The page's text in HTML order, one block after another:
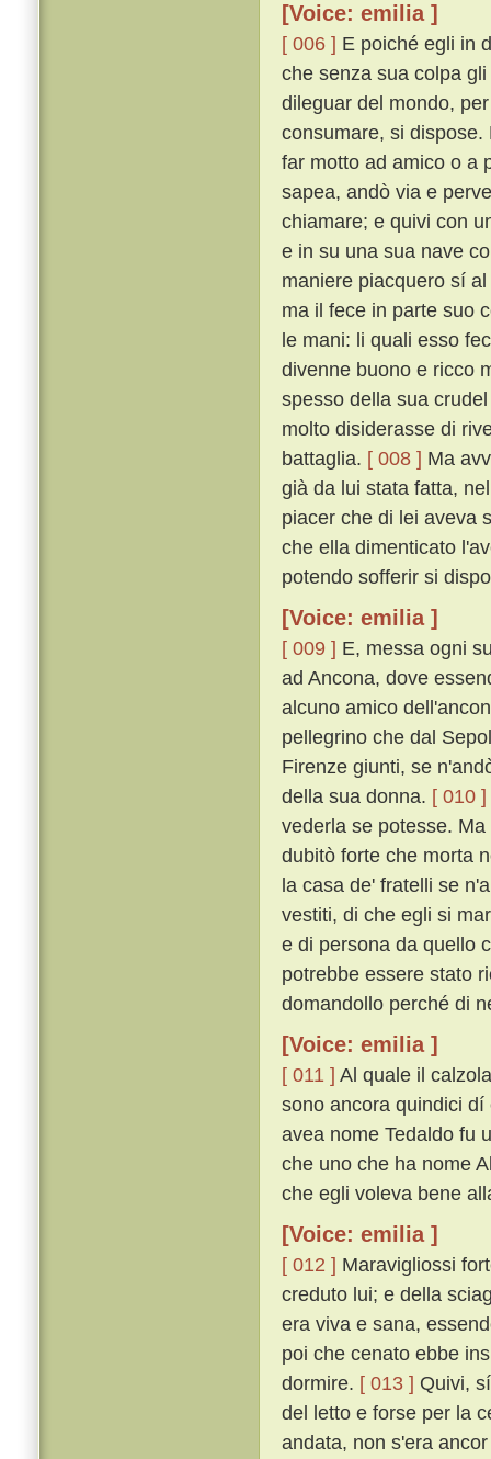
[Voice: emilia ]
[ 006 ] E poiché egli in
che senza sua colpa
dileguar del mondo,
consumare, si
far motto ad amico o a
sapea, andò via e
chiamare; e quivi con
e in su una sua nave
maniere piacquero sí
ma il fece in parte suo
le mani: li quali esso
divenne buono e ricco
spesso della sua
molto disiderasse di
battaglia. [ 008 ] Ma
già da lui stata fatta,
piacer che di lei aveva
che ella dimenticato
potendo sofferir si
[Voice: emilia ]
[ 009 ] E, messa ogni
ad Ancona, dove
alcuno amico
pellegrino che dal
Firenze giunti, se
della sua donna. [ 010 ]
vederla se potesse.
dubitò forte che morta
la casa de' fratelli se
vestiti, di che egli si
e di persona da quello
potrebbe essere stato
domandollo perché di
[Voice: emilia ]
[ 011 ] Al quale il
sono ancora quindici
avea nome Tedaldo fu
che uno che ha nome
che egli voleva bene
[Voice: emilia ]
[ 012 ] Maravigliossi
creduto lui; e della
era viva e sana,
poi che cenato ebbe
dormire. [ 013 ] Quivi,
del letto e forse per la
andata, non s'era